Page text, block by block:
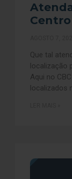
Que tal
localização
Aqui no
localizados